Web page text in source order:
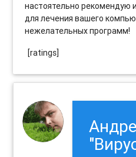
настоятельно рекомендую
для лечения вашего
нежелательных программ!
[ratings]